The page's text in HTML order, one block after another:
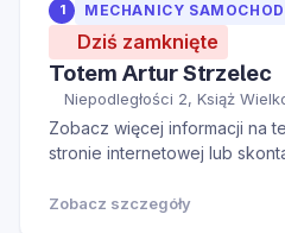
1 MECHANICY
Dziś zamknięte
Totem Artur Strzelec
Niepodległości 2, Książ
Zobacz więcej informacji na
stronie internetowej lub
Zobacz szczegóły